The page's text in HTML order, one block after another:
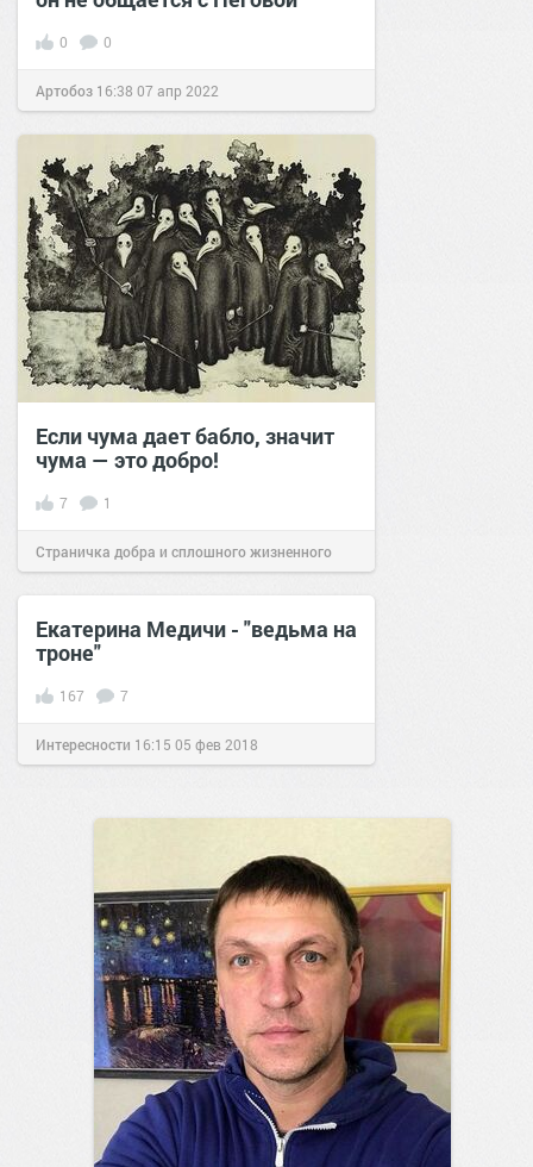
0 0
Артобоз 16:38 07 апр 2022
Если чума дает бабло, значит
чума — это добро!
7 1
Страничка добра и сплошного жизненного
позитива! 23:01 14 янв 2024
Екатерина Медичи - "ведьма на
троне"
167 7
Интересности 16:15 05 фев 2018